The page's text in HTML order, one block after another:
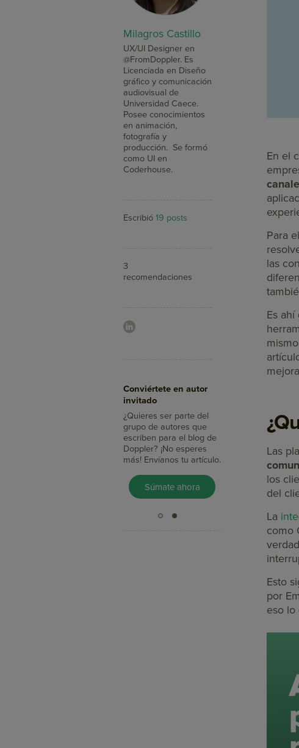
Milagros Castillo
UX/UI Designer en
@FromDoppler. Es
Licenciada en Diseño
gráfico y comunicación
audiovisual de
Universidad Caece.
Posee conocimientos
en animación,
fotografía y
producción. Se formó
como UI en
Coderhouse.
Escribió19 posts
3
recomendaciones
Conviértete en autor
invitado
¿Quieres ser parte del
grupo de autores que
escriben para el blog de
Doppler? ¡No esperes
más! Envíanos tu artículo.
Súmate ahora
En el
Para
las
Es
Las
los
del
La
como
Esto
por
eso lo